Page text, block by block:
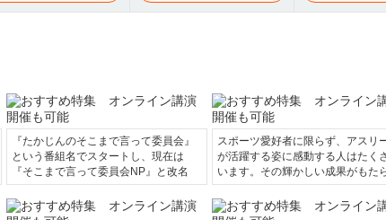
『たかじんのそこまで言って委員会』
という番組名でスタートし、現在は
『そこまで言って委員会NP』と改名
スポーツ愛好者に限らず、アスリ
が活躍する姿に感動する人はたく
います。その輝かしい成果がもた